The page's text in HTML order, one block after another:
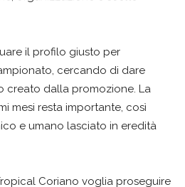
il profilo giusto per
cercando di dare
creato dalla promozione. La
mesi resta importante, così
e umano lasciato in eredità
Coriano voglia proseguire